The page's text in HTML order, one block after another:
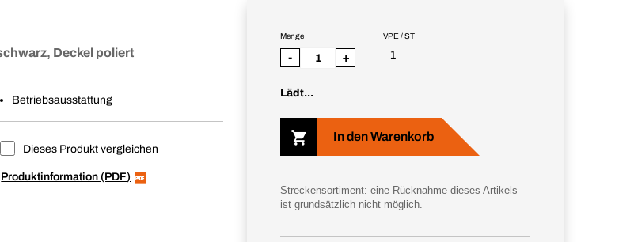
Deckel poliert
Betriebsausstattung
Dieses Produkt vergleichen
Produktinformation (PDF)
VPE / ST
1
Menge
- +
Lädt...
In den Warenkorb
Streckensortiment: eine Rücknahme dieses Artikels
ist grundsätzlich nicht möglich.